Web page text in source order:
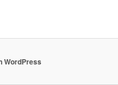
WordPress